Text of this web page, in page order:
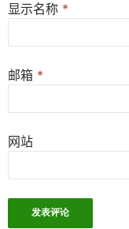
显示名称 *
邮箱 *
网站